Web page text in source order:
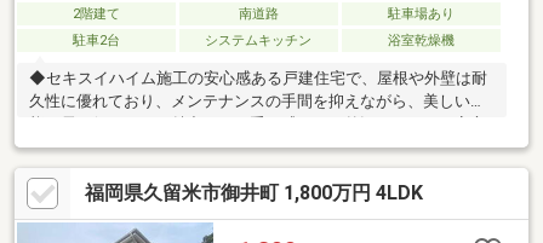
2階建て 南道路
駐車場あり
駐車2台
システムキッチン 浴室乾燥機
◆セキスイハイム施工の安心感ある戸建住宅で、屋根や外壁は耐
久性に優れており、メンテナンスの手間を抑えながら、美しい状
を兼ね備えた一邸です◆室内はゆとりあるキッチンが特徴で、
LDKは約21帖。さらに吹き抜けが空間に広がりをもたらし、開放
的で快適な住空間を演出しています◆納戸が3ヶ所に加え、各居
室にもクローゼットや押入れを完備。ご家族の荷物もしっかり収
まり、すっきりとした暮らしが実現できます◆
福岡県久留米市御井町 1,800万円 4LDK